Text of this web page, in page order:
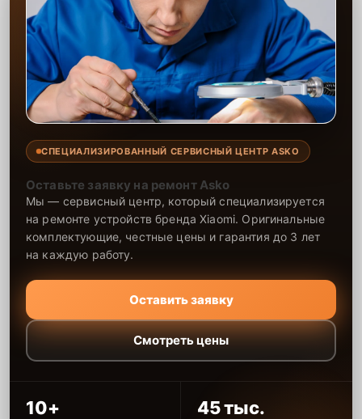
СПЕЦИАЛИЗИРОВАННЫЙ СЕРВИСНЫЙ ЦЕНТР ASKO
Оставьте заявку на ремонт Asko
Мы — сервисный центр, который специализируется
на ремонте устройств бренда Xiaomi. Оригинальные
комплектующие, честные цены и гарантия до 3 лет
на каждую работу.
Оставить заявку
Смотреть цены
10+ 45 тыс.